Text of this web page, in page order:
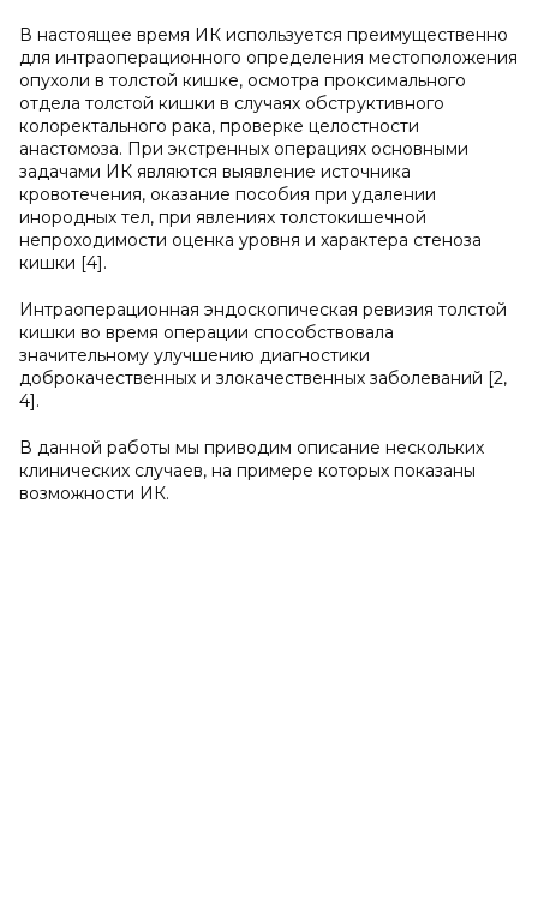
В настоящее время ИК используется преимущественно
для интраоперационного определения местоположения
опухоли в толстой кишке, осмотра проксимального
отдела толстой кишки в случаях обструктивного
колоректального рака, проверке целостности
анастомоза. При экстренных операциях основными
задачами ИК являются выявление источника
кровотечения, оказание пособия при удалении
инородных тел, при явлениях толстокишечной
непроходимости оценка уровня и характера стеноза
кишки [4].
Интраоперационная эндоскопическая ревизия толстой
кишки во время операции способствовала
значительному улучшению диагностики
доброкачественных и злокачественных заболеваний [2,
4].
В данной работы мы приводим описание нескольких
клинических случаев, на примере которых показаны
возможности ИК.